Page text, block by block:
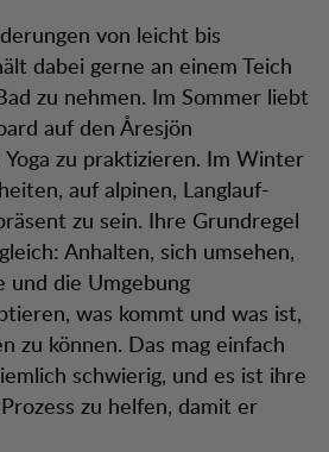
von leicht bis
dabei gerne an einem Teich
zu nehmen. Im Sommer liebt
auf den Åresjön
zu praktizieren. Im Winter
auf alpinen, Langlauf-
zu sein. Ihre Grundregel
Anhalten, sich umsehen,
und die Umgebung
was kommt und was ist,
zu können. Das mag einfach
schwierig, und es ist ihre
zu helfen, damit er